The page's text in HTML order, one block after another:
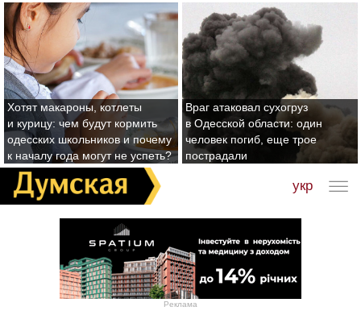
Хотят макароны, котлеты
и курицу: чем будут кормить
одесских школьников и почему
к началу года могут не успеть?
Враг атаковал сухогруз
в Одесской области: один
человек погиб, еще трое
пострадали
укр
Реклама